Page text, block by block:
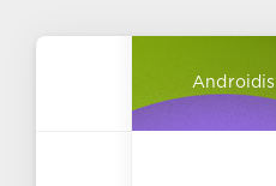
Androidis